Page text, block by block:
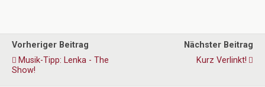
Vorheriger Beitrag
Musik-Tipp: Lenka - The
Show!
Nächster Beitrag
Kurz Verlinkt!